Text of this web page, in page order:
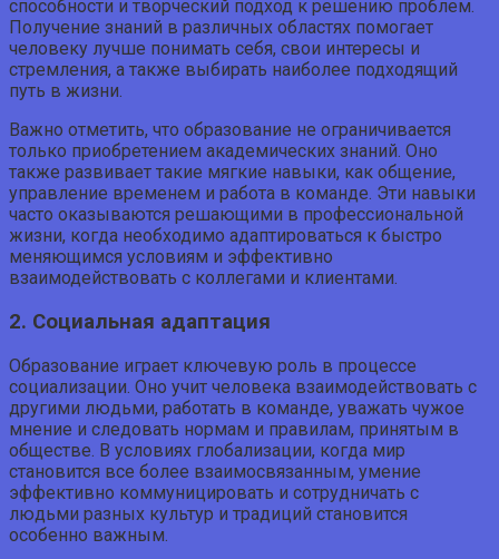
способности и творческий подход к решению проблем.
Получение знаний в различных областях помогает
человеку лучше понимать себя, свои интересы и
стремления, а также выбирать наиболее подходящий
путь в жизни.
Важно отметить, что образование не ограничивается
только приобретением академических знаний. Оно
также развивает такие мягкие навыки, как общение,
управление временем и работа в команде. Эти навыки
часто оказываются решающими в профессиональной
жизни, когда необходимо адаптироваться к быстро
меняющимся условиям и эффективно
взаимодействовать с коллегами и клиентами.
2. Социальная адаптация
Образование играет ключевую роль в процессе
социализации. Оно учит человека взаимодействовать с
другими людьми, работать в команде, уважать чужое
мнение и следовать нормам и правилам, принятым в
обществе. В условиях глобализации, когда мир
становится все более взаимосвязанным, умение
эффективно коммуницировать и сотрудничать с
людьми разных культур и традиций становится
особенно важным.